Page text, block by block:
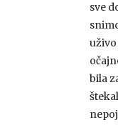
sve
uživo
bila